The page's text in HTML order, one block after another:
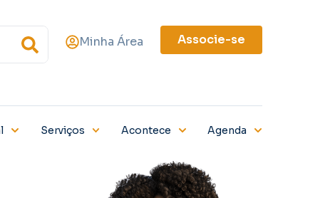
Minha Área Associe-se
Serviços Acontece Agenda